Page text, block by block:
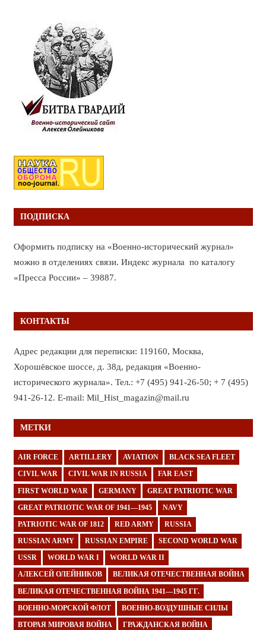
ПОДПИСКА
Оформить подписку на «Военно-исторический журнал»
можно в отделениях связи. Индекс журнала по каталогу
«Пресса России» – 39887.
КОНТАКТЫ
Адрес редакции для переписки: 119160, Москва,
Хорошёвское шоссе, д. 38д, редакция «Военно-
исторического журнала». Тел.: +7 (495) 941-26-50; + 7 (495)
941-26-12. E-mail: Mil_Hist_magazin@mail.ru
МЕТКИ
AIR FORCE ARTILLERY AVIATION BLACK SEA FLEET
CIVIL WAR CIVIL WAR IN RUSSIA FAR EAST
FIRST WORLD WAR GERMANY GREAT PATRIOTIC WAR
GREAT PATRIOTIC WAR OF 1941—1945 NAVY
PATRIOTIC WAR OF 1812 RED ARMY RUSSIA
RUSSIAN ARMY RUSSIAN EMPIRE SECOND WORLD WAR
USSR WORLD WAR I WORLD WAR II
АЛЕКСЕЙ ОЛЕЙНИКОВ ВЕЛИКАЯ ОТЕЧЕСТВЕННАЯ ВОЙНА
ВЕЛИКАЯ ОТЕЧЕСТВЕННАЯ ВОЙНА 1941—1945 ГГ.
ВОЕННО-МОРСКОЙ ФЛОТ ВОЕННО-ВОЗДУШНЫЕ СИЛЫ
ВТОРАЯ МИРОВАЯ ВОЙНА ГРАЖДАНСКАЯ ВОЙНА